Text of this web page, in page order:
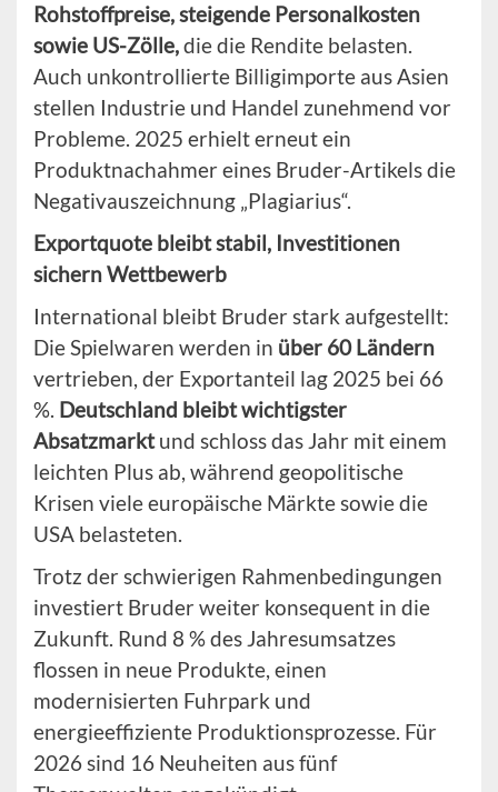
Rohstoffpreise, steigende Personalkosten
sowie US-Zölle,die die Rendite belasten.
Auch unkontrollierte Billigimporte aus Asien
stellen Industrie und Handel zunehmend vor
Probleme. 2025 erhielt erneut ein
Produktnachahmer eines Bruder-Artikels die
Negativauszeichnung „Plagiarius“.
Exportquote bleibt stabil, Investitionen
sichern Wettbewerb
International bleibt Bruder stark aufgestellt:
Die Spielwaren werden in über 60 Ländern
vertrieben, der Exportanteil lag 2025 bei 66
%. Deutschland bleibt wichtigster
Absatzmarktund schloss das Jahr mit einem
leichten Plus ab, während geopolitische
Krisen viele europäische Märkte sowie die
USA belasteten.
Trotz der schwierigen Rahmenbedingungen
investiert Bruder weiter konsequent in die
Zukunft. Rund 8 % des Jahresumsatzes
flossen in neue Produkte, einen
modernisierten Fuhrpark und
energieeffiziente Produktionsprozesse. Für
2026 sind 16 Neuheiten aus fünf